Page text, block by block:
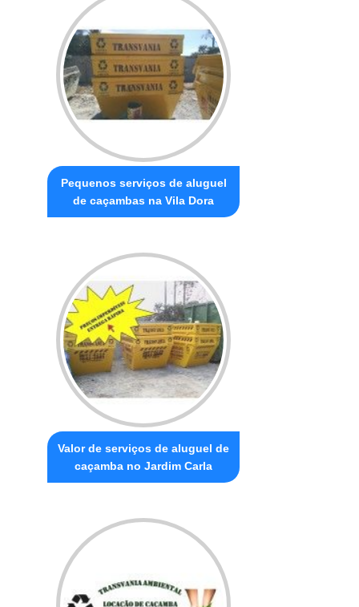
Pequenos serviços de aluguel
de caçambas na Vila Dora
Valor de serviços de aluguel de
caçamba no Jardim Carla